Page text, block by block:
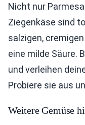
Nicht nur
Ziegenkäse sind
salzigen,
eine milde Säure.
und verleihen
Probiere sie aus
Weitere Gemüse